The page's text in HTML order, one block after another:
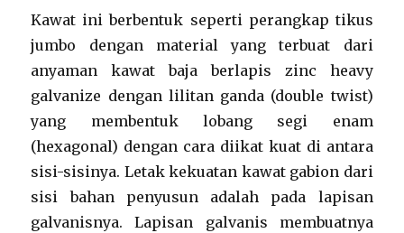
Kawat ini berbentuk seperti perangkap tikus
jumbo dengan material yang terbuat dari
anyaman kawat baja berlapis zinc heavy
galvanize dengan lilitan ganda (double twist)
yang membentuk lobang segi enam
(hexagonal) dengan cara diikat kuat di antara
sisi-sisinya. Letak kekuatan kawat gabion dari
sisi bahan penyusun adalah pada lapisan
galvanisnya. Lapisan galvanis membuatnya